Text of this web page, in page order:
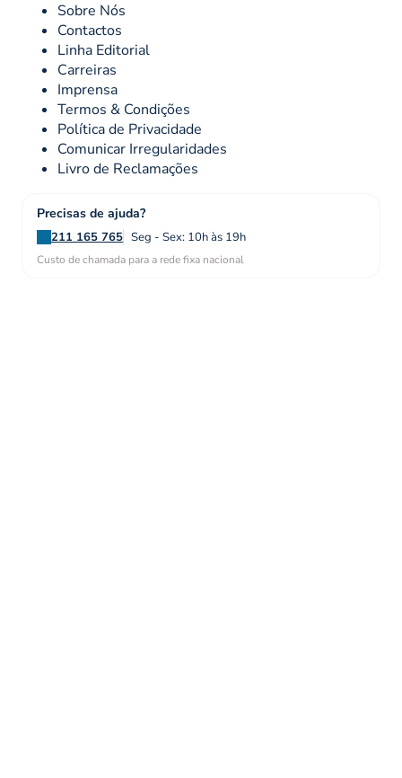
Sobre Nós
Contactos
Linha Editorial
Carreiras
Imprensa
Termos & Condições
Política de Privacidade
Comunicar Irregularidades
Livro de Reclamações
Precisas de ajuda?
211 165 765 Seg - Sex: 10h às 19h
Custo de chamada para a rede fixa nacional